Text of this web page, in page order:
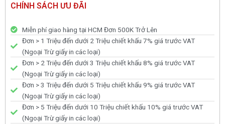
CHÍNH SÁCH ƯU ĐÃI
Miễn phí giao hàng tại HCM Đơn 500K Trở Lên
Đơn > 1 Triệu đến dưới 2 Triệu chiết khấu 7% giá trước VAT
(Ngoại Trừ giấy in các loại)
Đơn > 2 Triệu đến dưới 3 Triệu chiết khấu 8% giá trước VAT
(Ngoại Trừ giấy in các loại)
Đơn > 3 Triệu đến dưới 5 Triệu chiết khấu 9% giá trước VAT
(Ngoại Trừ giấy in các loại)
Đơn > 5 Triệu đến dưới 10 Triệu chiết khấu 10% giá trước VAT
(Ngoại Trừ giấy in các loại)